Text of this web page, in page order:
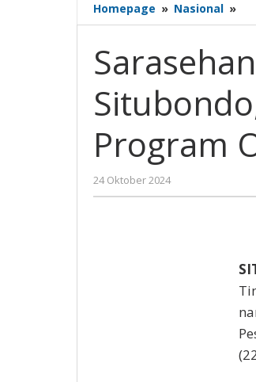
Homepage » Nasional »
di
PP
Program
24 Oktober 2024
Gatot